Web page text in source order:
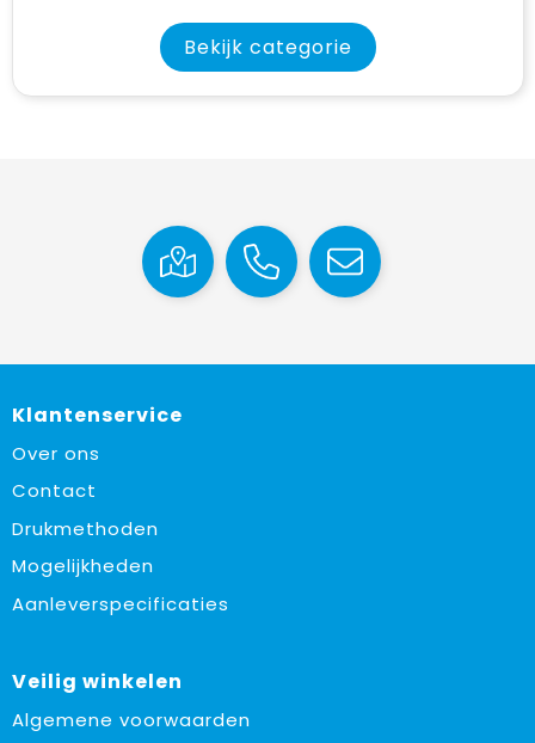
Bekijk categorie
Klantenservice
Over ons
Contact
Drukmethoden
Mogelijkheden
Aanleverspecificaties
Veilig winkelen
Algemene voorwaarden